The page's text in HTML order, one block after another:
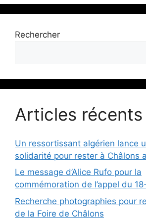
Rechercher
Articles récents
Un ressortissant algérien lance
solidarité pour rester à Châlons
Le message d’Alice Rufo pour la
commémoration de l’appel du
Recherche photographies pour
de la Foire de Châlons